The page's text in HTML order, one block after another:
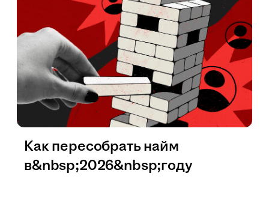
Как пересобрать найм
в&nbsp;2026&nbsp;году